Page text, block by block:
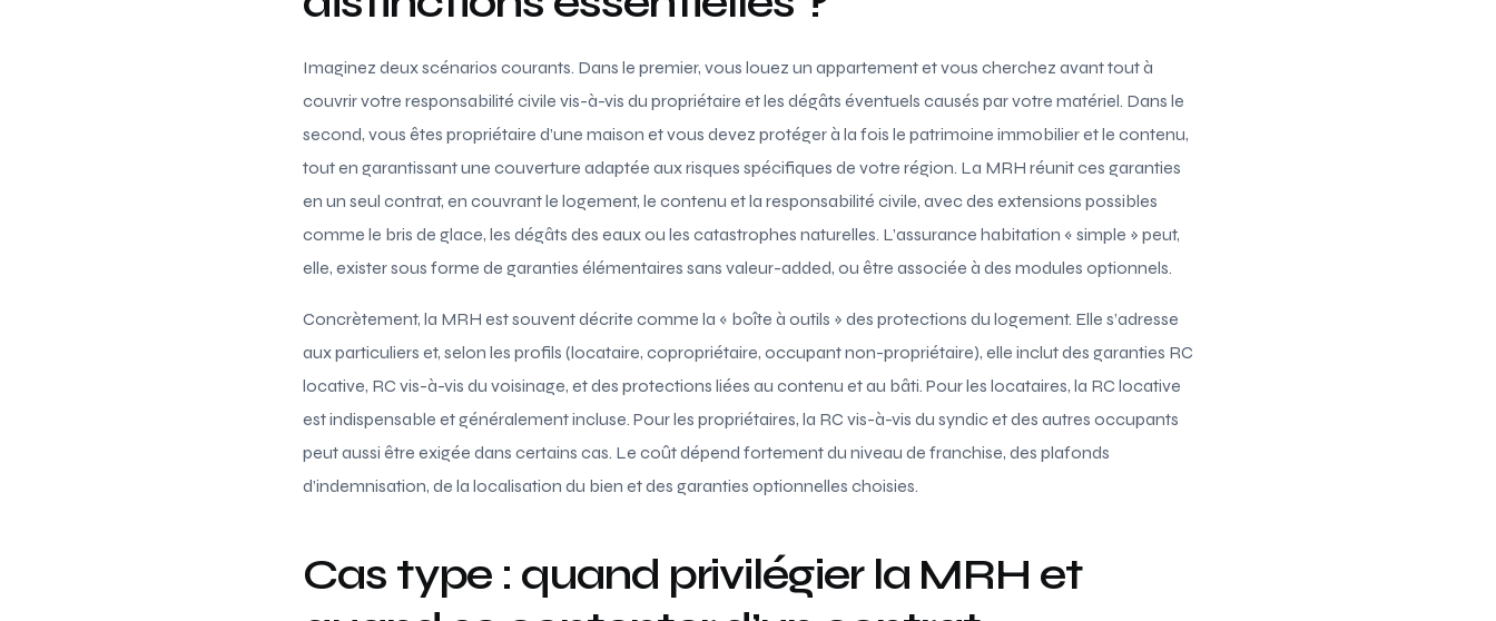
Imaginez deux scénarios courants. Dans le premier, vous louez un appartement et vous cherchez avant tout à
couvrir votre responsabilité civile vis-à-vis du propriétaire et les dégâts éventuels causés par votre matériel. Dans le
second, vous êtes propriétaire d’une maison et vous devez protéger à la fois le patrimoine immobilier et le contenu,
tout en garantissant une couverture adaptée aux risques spécifiques de votre région. La MRH réunit ces garanties
en un seul contrat, en couvrant le loge­ment, le contenu et la responsabilité civile, avec des extensions possibles
comme le bris de glace, les dégâts des eaux ou les catastrophes naturelles. L’assurance habitation « simple » peut,
elle, exister sous forme de garanties élémentaires sans valeur-added, ou être associée à des modules optionnels.
Concrètement, la MRH est souvent décrite comme la « boîte à outils » des protections du logement. Elle s’adresse
aux particuliers et, selon les profils (locataire, copropriétaire, occupant non-propriétaire), elle inclut des garanties RC
locative, RC vis-à-vis du voisinage, et des protections liées au contenu et au bâti. Pour les locataires, la RC locative
est indispensable et généralement incluse. Pour les propriétaires, la RC vis-à-vis du syndic et des autres occupants
peut aussi être exigée dans certains cas. Le coût dépend fortement du niveau de franchise, des plafonds
d’indemnisation, de la localisation du bien et des garanties optionnelles choisies.
Cas type : quand privilégier la MRH et